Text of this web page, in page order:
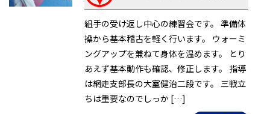
組手の受け返し中心の練習会です。 準備体
操から基本稽古を軽く行います。 ウォーミ
ングアップを兼ねて身体を温めます。 とり
あえず基本動作も確認、修正します。 指導
は網走支部長の大室健治二段です。 三戦立
ちは重要なのでしっか […]